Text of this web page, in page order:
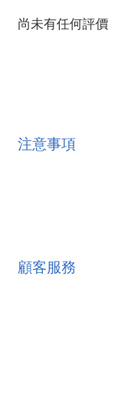
尚未有任何評價
注意事項
顧客服務